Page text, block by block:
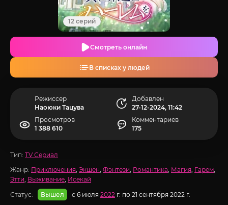
12 серий
Смотреть онлайн
В списках у людей
Режиссер
Наоюки Тацува
Добавлен
27-12-2024, 11:42
Просмотров
1 388 610
Комментариев
175
Тип: TV Сериал
Жанр: Приключения, Экшен, Фэнтези, Романтика, Магия, Гарем,
Этти, Выживание, Исекай
Статус:
Вышел с 6 июля 2022 г. по 21 сентября 2022 г.